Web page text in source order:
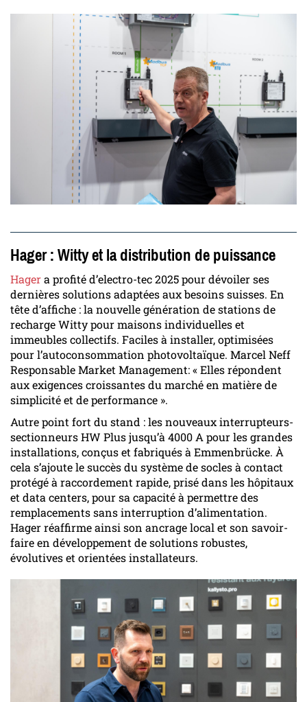
Hager : Witty et la distribution de puissance
Hagera profité d’electro-tec 2025 pour dévoiler ses
dernières solutions adaptées aux besoins suisses. En
tête d’affiche : la nouvelle génération de stations de
recharge Witty pour maisons individuelles et
immeubles collectifs. Faciles à installer, optimisées
pour l’autoconsommation photovoltaïque. Marcel Neff
Responsable Market Management: « Elles répondent
aux exigences croissantes du marché en matière de
simplicité et de performance ».
Autre point fort du stand : les nouveaux interrupteurs-
sectionneurs HW Plus jusqu’à 4000 A pour les grandes
installations, conçus et fabriqués à Emmenbrücke. À
cela s’ajoute le succès du système de socles à contact
protégé à raccordement rapide, prisé dans les hôpitaux
et data centers, pour sa capacité à permettre des
remplacements sans interruption d’alimentation.
Hager réaffirme ainsi son ancrage local et son savoir-
faire en développement de solutions robustes,
évolutives et orientées installateurs.